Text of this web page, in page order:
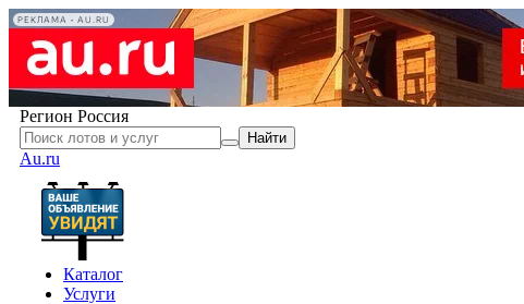
РЕКЛАМА • AU.RU
Регион Россия
Найти
Au.ru
Каталог
Услуги